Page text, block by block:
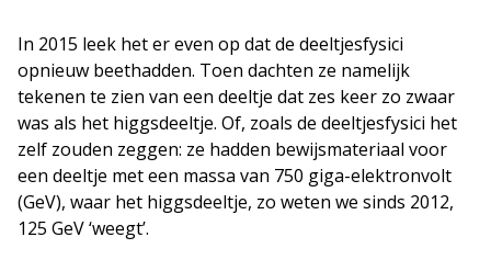
In 2015 leek het er even op dat de deeltjesfysici
opnieuw beethadden. Toen dachten ze namelijk
tekenen te zien van een deeltje dat zes keer zo zwaar
was als het higgsdeeltje. Of, zoals de deeltjesfysici het
zelf zouden zeggen: ze hadden bewijsmateriaal voor
een deeltje met een massa van 750 giga-elektronvolt
(GeV), waar het higgsdeeltje, zo weten we sinds 2012,
125 GeV ‘weegt’.